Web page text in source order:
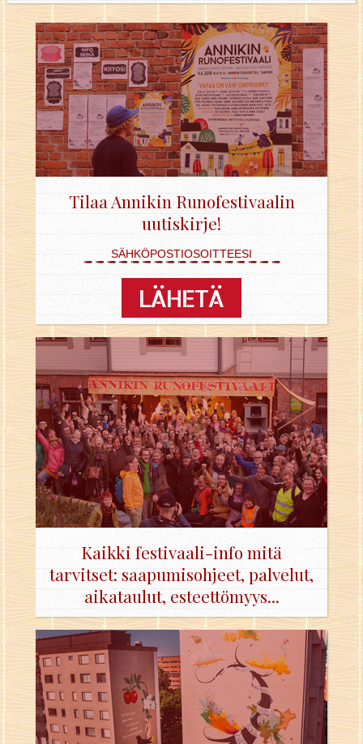
Tilaa Annikin Runofestivaalin
uutiskirje!
Kaikki festivaali-info mitä
tarvitset: saapumisohjeet, palvelut,
aikataulut, esteettömyys...